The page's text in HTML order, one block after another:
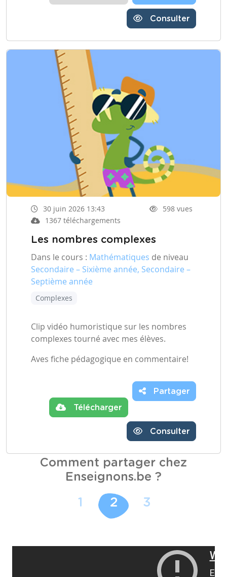
Consulter
30 juin 2026 13:43
598 vues
1367 téléchargements
Les nombres complexes
Dans le cours : Mathématiques de niveau
Secondaire – Sixième année, Secondaire –
Septième année
Complexes
Clip vidéo humoristique sur les nombres
complexes tourné avec mes élèves.
Aves fiche pédagogique en commentaire!
Télécharger
Partager
Consulter
Comment partager chez
Enseignons.be ?
1 2 3